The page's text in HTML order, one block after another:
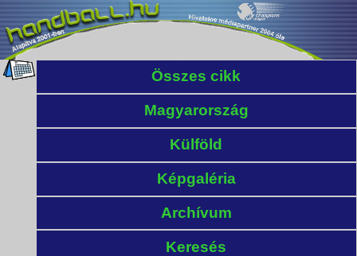
Összes cikk
Magyarország
Külföld
Képgaléria
Archívum
Keresés